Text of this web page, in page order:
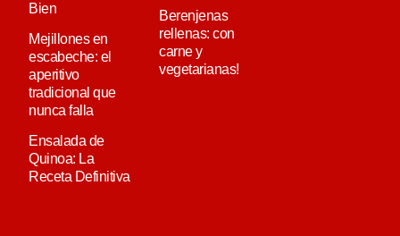
Bien
Mejillones en
escabeche: el
aperitivo
tradicional que
nunca falla
Ensalada de
Quinoa: La
Receta Definitiva
Berenjenas
rellenas: con
carne y
vegetarianas!